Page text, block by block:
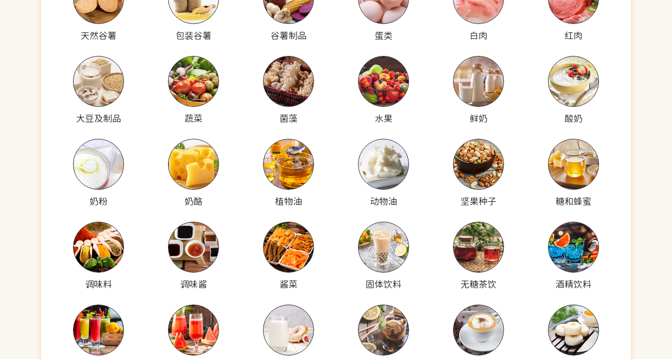
天然谷薯 包装谷薯 谷薯制品 蛋类 白肉 红肉
大豆及制品 蔬菜 菌藻 水果 鲜奶 酸奶
奶粉 奶酪 植物油 动物油 坚果种子 糖和蜂蜜
调味料 调味酱 酱菜 固体饮料 无糖茶饮 酒精饮料